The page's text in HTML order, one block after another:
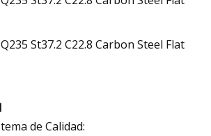
de Calidad: